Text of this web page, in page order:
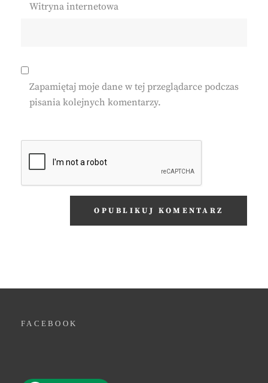
Witryna internetowa
Zapamiętaj moje dane w tej przeglądarce podczas
pisania kolejnych komentarzy.
FACEBOOK